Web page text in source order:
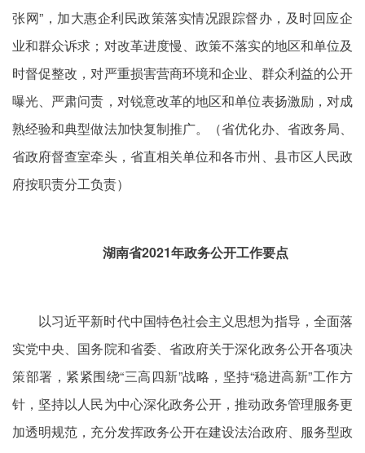
张网”，加大惠企利民政策落实情况跟踪督办，及时回应企
业和群众诉求；对改革进度慢、政策不落实的地区和单位及
时督促整改，对严重损害营商环境和企业、群众利益的公开
曝光、严肃问责，对锐意改革的地区和单位表扬激励，对成
熟经验和典型做法加快复制推广。（省优化办、省政务局、
省政府督查室牵头，省直相关单位和各市州、县市区人民政
府按职责分工负责）
湖南省2021年政务公开工作要点
以习近平新时代中国特色社会主义思想为指导，全面落
实党中央、国务院和省委、省政府关于深化政务公开各项决
策部署，紧紧围绕“三高四新”战略，坚持“稳进高新”工作方
针，坚持以人民为中心深化政务公开，推动政务管理服务更
加透明规范，充分发挥政务公开在建设法治政府、服务型政